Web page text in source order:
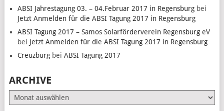
ABSI Jahrestagung 03. – 04.Februar 2017 in Regensburgbei
Jetzt Anmelden für die ABSI Tagung 2017 in Regensburg
ABSI Tagung 2017 – Samos Solarförderverein Regensburg eV
bei Jetzt Anmelden für die ABSI Tagung 2017 in Regensburg
Creuzburgbei ABSI Tagung 2017
ARCHIVE
Archive